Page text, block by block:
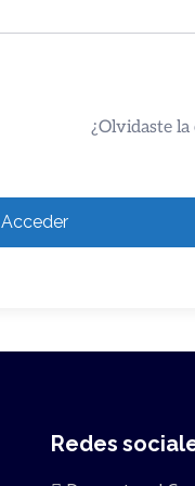
¿Olvidaste
Acceder
Redes